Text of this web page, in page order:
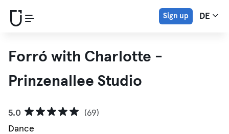
Sign up DE
Forró with Charlotte -
Prinzenallee Studio
5.0
(69)
Dance